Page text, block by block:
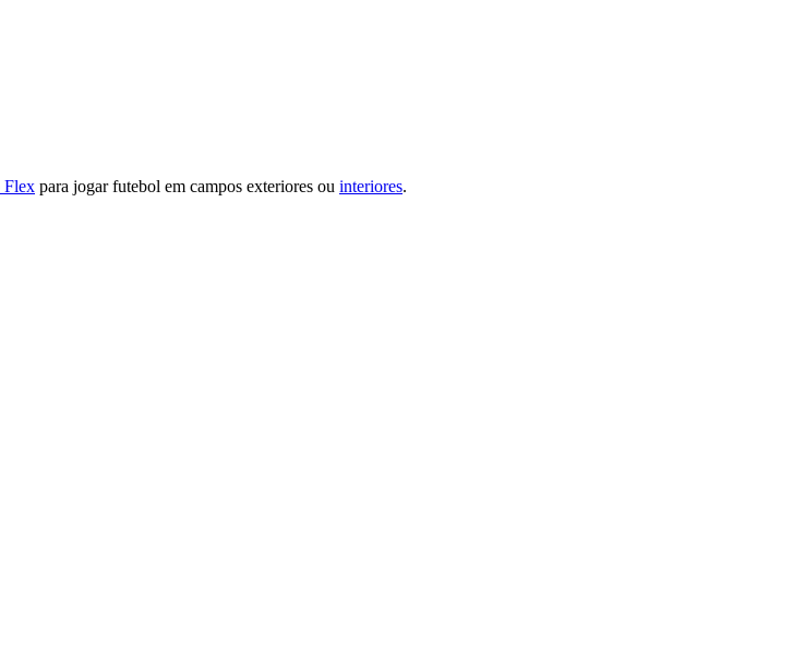
Flex para jogar futebol em campos exteriores ou interiores.